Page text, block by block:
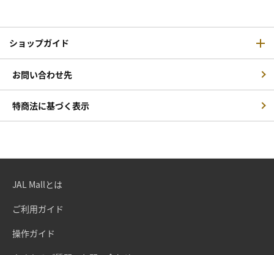
ショップガイド
お問い合わせ先
特商法に基づく表示
JAL Mallとは
ご利用ガイド
操作ガイド